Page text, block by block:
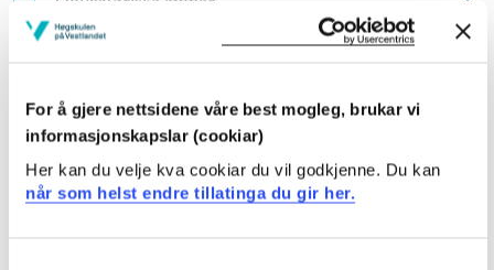
For å gjere nettsidene våre best mogleg, brukar vi
informasjonskapslar (cookiar)
Her kan du velje kva cookiar du vil godkjenne. Du kan
når som helst endre tillatinga du gir her.
Profesjonskunnskap og yrkesetikk